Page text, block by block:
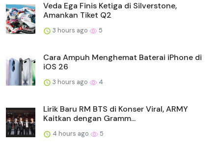
Veda Ega Finis Ketiga di Silverstone,
Amankan Tiket Q2
3 hours ago 5
Cara Ampuh Menghemat Baterai iPhone di
iOS 26
3 hours ago 4
Lirik Baru RM BTS di Konser Viral, ARMY
Kaitkan dengan Gramm...
4 hours ago 5